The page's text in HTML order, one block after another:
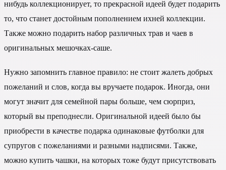
нибудь коллекционирует, то прекрасной идеей будет подарить
то, что станет достойным пополнением ихней коллекции.
Также можно подарить набор различных трав и чаев в
оригинальных мешочках-саше.
Нужно запомнить главное правило: не стоит жалеть добрых
пожеланий и слов, когда вы вручаете подарок. Иногда, они
могут значит для семейной пары больше, чем сюрприз,
который вы преподнесли. Оригинальной идеей было бы
приобрести в качестве подарка одинаковые футболки для
супругов с пожеланиями и разными надписями. Также,
можно купить чашки, на которых тоже будут присутствовать